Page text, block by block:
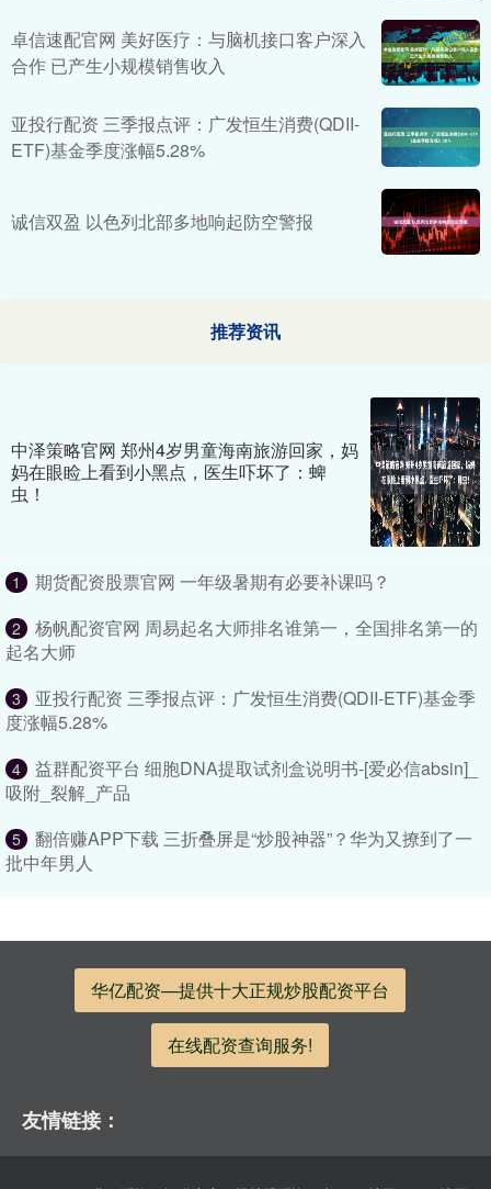
卓信速配官网 美好医疗：与脑机接口客户深入
合作 已产生小规模销售收入
亚投行配资 三季报点评：广发恒生消费(QDII-
ETF)基金季度涨幅5.28%
诚信双盈 以色列北部多地响起防空警报
推荐资讯
中泽策略官网 郑州4岁男童海南旅游回家，妈
妈在眼睑上看到小黑点，医生吓坏了：蜱
虫！
1 期货配资股票官网 一年级暑期有必要补课吗？
2
杨帆配资官网 周易起名大师排名谁第一，全国排名第一的
起名大师
3
亚投行配资 三季报点评：广发恒生消费(QDII-ETF)基金季
度涨幅5.28%
4
益群配资平台 细胞DNA提取试剂盒说明书-[爱必信absin]_
吸附_裂解_产品
5
翻倍赚APP下载 三折叠屏是“炒股神器”？华为又撩到了一
批中年男人
华亿配资—提供十大正规炒股配资平台
在线配资查询服务!
友情链接：